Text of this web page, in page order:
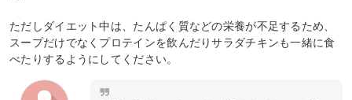
ただしダイエット中は、たんぱく質などの栄養が不足するため、
スープだけでなくプロテインを飲んだりサラダチキンも一緒に食
べたりするようにしてください。